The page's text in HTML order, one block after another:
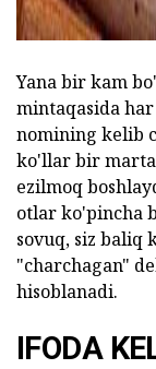
Yana bir kam
mintaqasida
nomining kelib
ko'llar bir
ezilmoq
otlar ko'pincha
sovuq, siz baliq
"charchagan"
hisoblanadi.
IFODA